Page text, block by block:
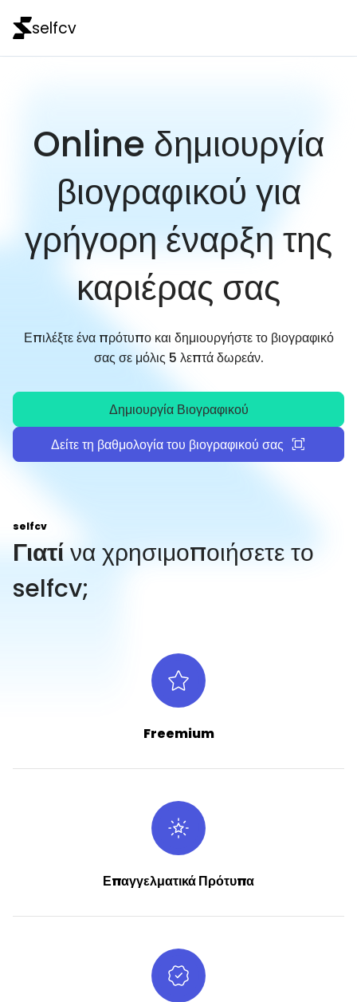
selfcv
Online δημιουργία
βιογραφικού για
γρήγορη έναρξη της
καριέρας σας
Επιλέξτε ένα πρότυπο και δημιουργήστε το βιογραφικό
σας σε μόλις 5 λεπτά δωρεάν.
Δημιουργία Βιογραφικού
Δείτε τη βαθμολογία του βιογραφικού σας
selfcv
Γιατίνα χρησιμοποιήσετε το
selfcv;
Freemium
Επαγγελματικά Πρότυπα